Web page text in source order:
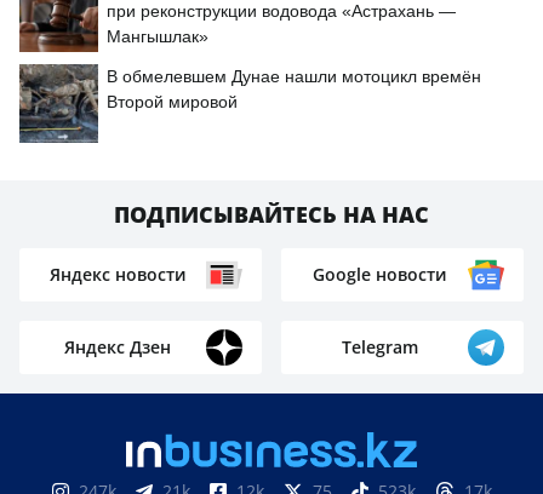
при реконструкции водовода «Астрахань —
Мангышлак»
В обмелевшем Дунае нашли мотоцикл времён
Второй мировой
ПОДПИСЫВАЙТЕСЬ НА НАС
Яндекс новости Google новости
Яндекс Дзен Telegram